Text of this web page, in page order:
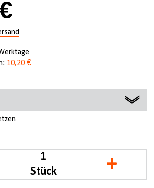
10,20 €
Stück +